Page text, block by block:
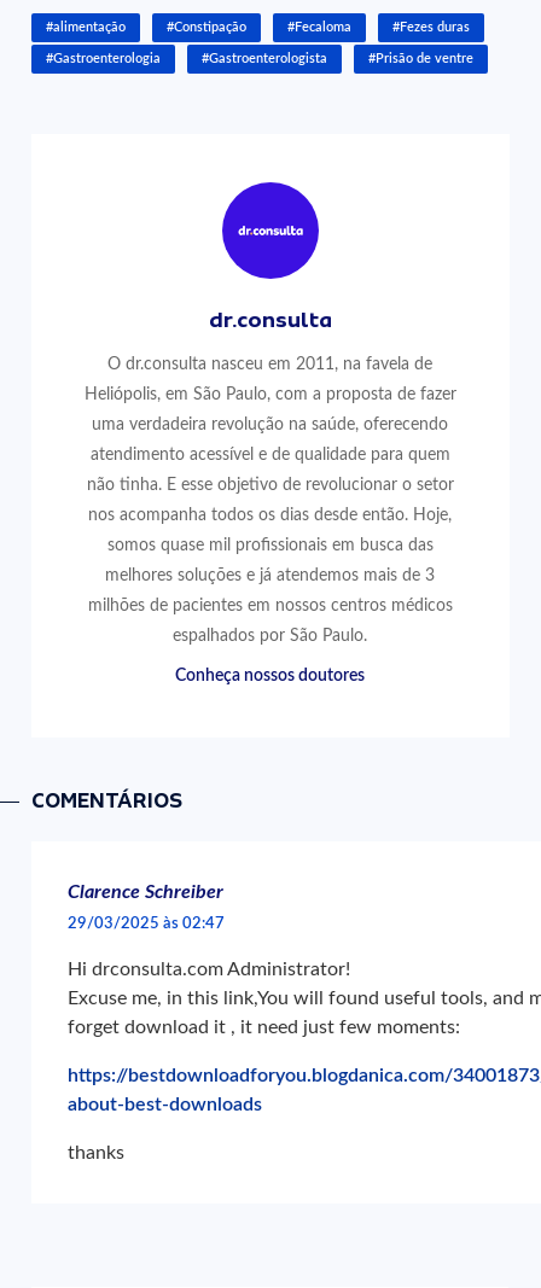
#alimentação #Constipação #Fecaloma #Fezes duras
#Gastroenterologia #Gastroenterologista #Prisão de ventre
dr.consulta
O dr.consulta nasceu em 2011, na favela de
Heliópolis, em São Paulo, com a proposta de fazer
uma verdadeira revolução na saúde, oferecendo
atendimento acessível e de qualidade para quem
não tinha. E esse objetivo de revolucionar o setor
nos acompanha todos os dias desde então. Hoje,
somos quase mil profissionais em busca das
melhores soluções e já atendemos mais de 3
milhões de pacientes em nossos centros médicos
espalhados por São Paulo.
Conheça nossos doutores
COMENTÁRIOS
Clarence Schreiber
29/03/2025 às 02:47
Hi drconsulta.com Administrator!
Excuse me, in this link,You will found useful tools, and
forget download it , it need just few moments:
https://bestdownloadforyou.blogdanica.com/
about-best-downloads
thanks